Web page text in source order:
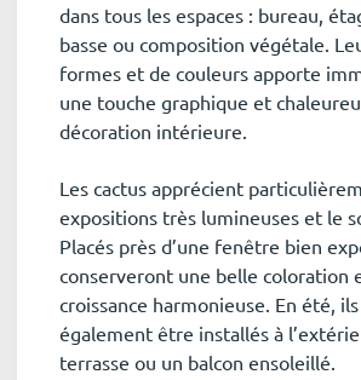
dans tous les espaces : bureau,
basse ou composition végétale.
formes et de couleurs apporte
une touche graphique et
décoration intérieure.
Les cactus apprécient
expositions très lumineuses et le
Placés près d’une fenêtre bien
conserveront une belle coloration
croissance harmonieuse. En été,
également être installés à
terrasse ou un balcon ensoleillé.